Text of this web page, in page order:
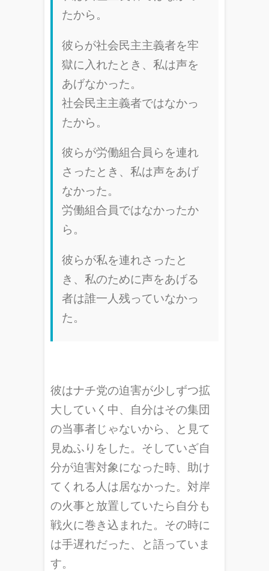
たから。
彼らが社会民主主義者を牢
獄に入れたとき、私は声を
あげなかった。
社会民主主義者ではなかっ
たから。
彼らが労働組合員らを連れ
さったとき、私は声をあげ
なかった。
労働組合員ではなかったか
ら。
彼らが私を連れさったと
き、私のために声をあげる
者は誰一人残っていなかっ
た。
彼はナチ党の迫害が少しずつ拡
大していく中、自分はその集団
の当事者じゃないから、と見て
見ぬふりをした。そしていざ自
分が迫害対象になった時、助け
てくれる人は居なかった。対岸
の火事と放置していたら自分も
戦火に巻き込まれた。その時に
は手遅れだった、と語っていま
す。